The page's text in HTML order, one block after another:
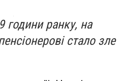
години ранку, на
стало зле